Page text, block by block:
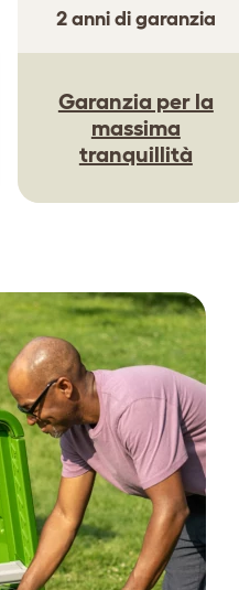
2 anni di garanzia
Garanzia per la
massima
tranquillità